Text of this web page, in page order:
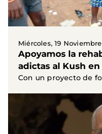
Miércoles, 19
Apoyamos la
adictas al Kush en
Con un proyecto de